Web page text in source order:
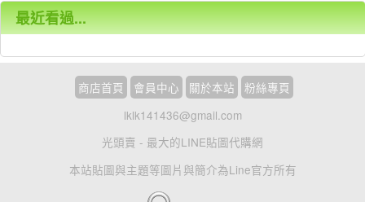
最近看過...
商店首頁 會員中心 關於本站
粉絲專頁
lklk141436@gmail.com
光頭賣 - 最大的LINE貼圖代購網
本站貼圖與主題等圖片與簡介為Line官方所有